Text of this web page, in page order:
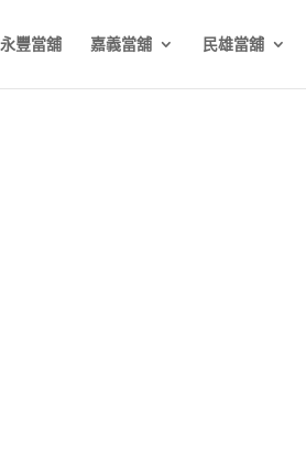
豐當舖 嘉義當舖 民雄當舖